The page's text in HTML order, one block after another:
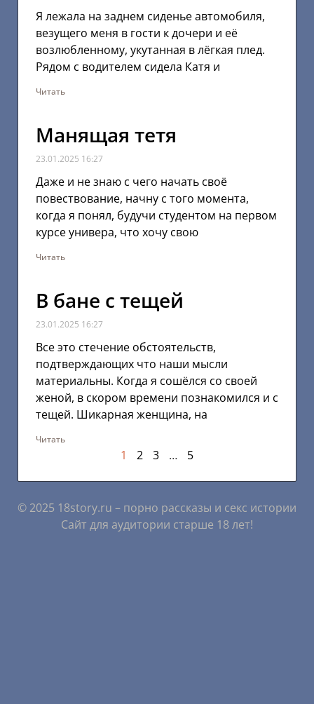
Я лежала на заднем сиденье автомобиля,
везущего меня в гости к дочери и её
возлюбленному, укутанная в лёгкая плед.
Рядом с водителем сидела Катя и
Читать
Манящая тетя
23.01.2025 16:27
Даже и не знаю с чего начать своё
повествование, начну с того момента,
когда я понял, будучи студентом на первом
курсе универа, что хочу свою
Читать
В бане с тещей
23.01.2025 16:27
Все это стечение обстоятельств,
подтверждающих что наши мысли
материальны. Когда я сошёлся со своей
женой, в скором времени познакомился и с
тещей. Шикарная женщина, на
Читать
1 2 3 … 5
© 2025 18story.ru – порно рассказы и секс истории
Сайт для аудитории старше 18 лет!